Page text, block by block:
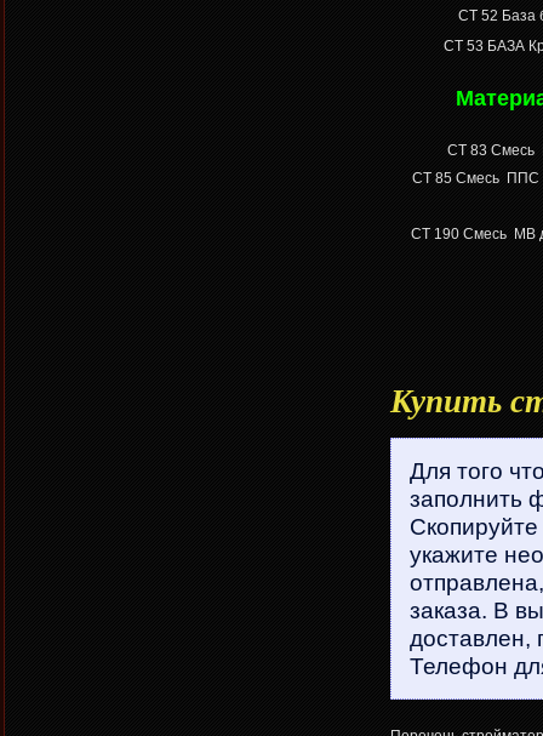
СT 52 База
СТ 53 БАЗА
СТ 83 Смесь
СТ 85 Смесь ППС
CT 190Смесь МВ
Купить
Для того
заполнить
укажите
заказа. В
доставлен,
Телефон